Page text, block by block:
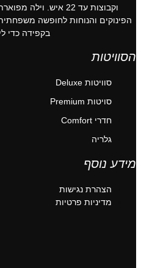
וקבוצות עד 22 איש.
הפינוקים והנוחות לחופשה
בקפידה כדי
הסוויטות
סוויטות Deluxe
סויטות Premium
חדרי Comfort
גלריה
מידע נוסף
הצהרת נגישות
מדיניות פרטיות